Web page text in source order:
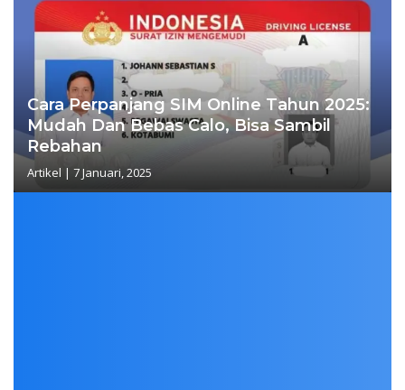
Cara Perpanjang SIM Online Tahun 2025:
Mudah Dan Bebas Calo, Bisa Sambil
Rebahan
Artikel | 7 Januari, 2025